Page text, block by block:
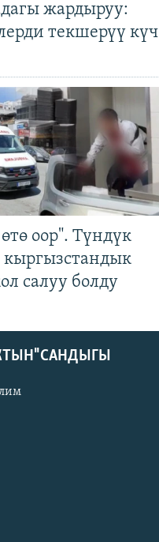
жардыруу:
текшерүү күч
оор". Түндүк
кыргызстандык
салуу болду
САНДЫГЫ